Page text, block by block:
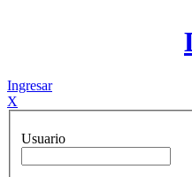
Ingresar
X
Usuario